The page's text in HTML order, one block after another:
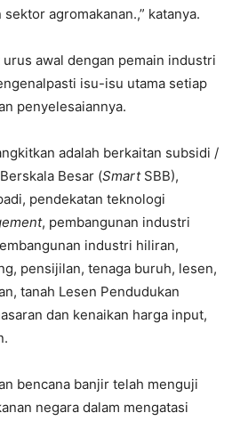
agromakanan.,” katanya.
awal dengan pemain industri
isu-isu utama setiap
penyelesaiannya.
adalah berkaitan subsidi /
Besar (SmartSBB),
pendekatan teknologi
, pembangunan industri
industri hiliran,
pensijilan, tenaga buruh, lesen,
tanah Lesen Pendudukan
dan kenaikan harga input,
bencana banjir telah menguji
negara dalam mengatasi